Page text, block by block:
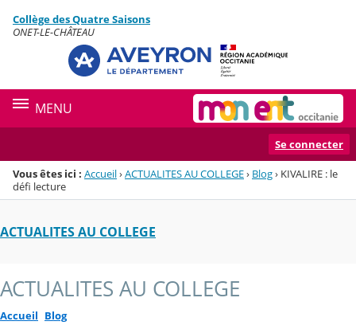
Menu de la rubrique
Contenu
Collège des Quatre Saisons
ONET-LE-CHÂTEAU
MENU
Se connecter
Vous êtes ici : Accueil›ACTUALITES AU COLLEGE› Blog› KIVALIRE : le
défi lecture
ACTUALITES AU COLLEGE
ACTUALITES AU COLLEGE
Accueil Blog